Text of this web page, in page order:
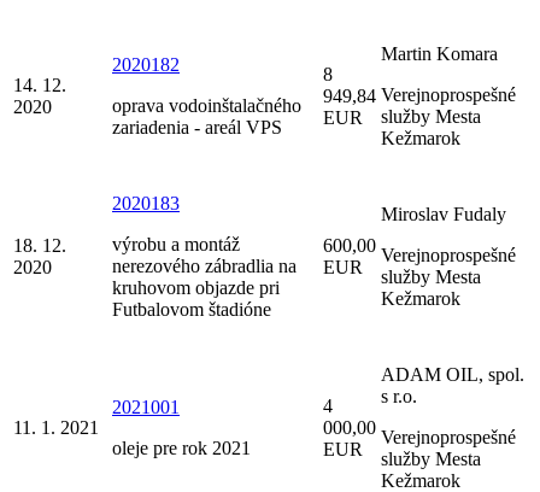
14. 12.
2020
2020182
oprava vodoinštalačného
zariadenia - areál VPS
8
949,84
EUR
Martin Komara
Verejnoprospešné
služby Mesta
Kežmarok
18. 12.
2020
2020183
výrobu a montáž
nerezového zábradlia na
kruhovom objazde pri
Futbalovom štadióne
600,00
EUR
Miroslav Fudaly
Verejnoprospešné
služby Mesta
Kežmarok
11. 1. 2021
2021001
oleje pre rok 2021
4
000,00
EUR
ADAM OIL, spol.
s r.o.
Verejnoprospešné
služby Mesta
Kežmarok